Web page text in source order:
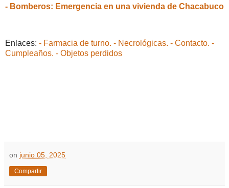
- Bomberos: Emergencia en una vivienda de Chacabuco
Enlaces: - Farmacia de turno. - Necrológicas. - Contacto. -
Cumpleaños. - Objetos perdidos
on junio 05, 2025
Compartir